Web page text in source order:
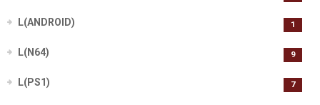
L(ANDROID) 1
L(N64) 9
L(PS1) 7